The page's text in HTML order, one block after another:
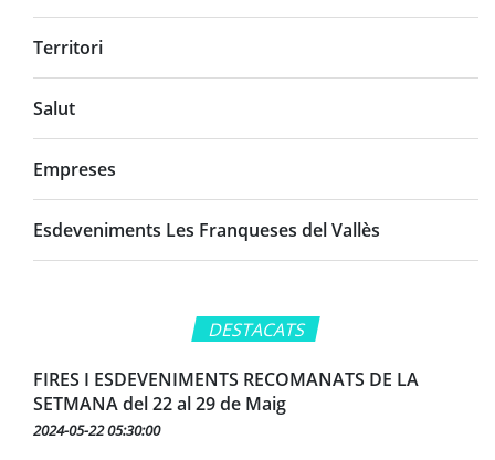
Territori
Salut
Empreses
Esdeveniments Les Franqueses del Vallès
DESTACATS
FIRES I ESDEVENIMENTS RECOMANATS DE LA
SETMANA del 22 al 29 de Maig
2024-05-22 05:30:00